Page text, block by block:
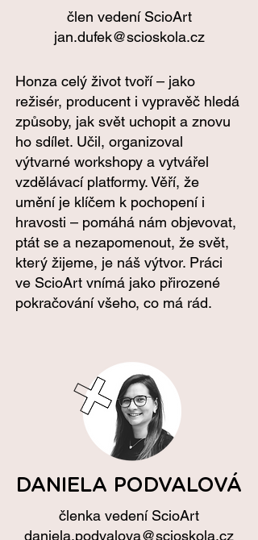
člen vedení ScioArt
jan.dufek@scioskola.cz
Honza celý život tvoří – jako
režisér, producent i vypravěč hledá
způsoby, jak svět uchopit a znovu
ho sdílet. Učil, organizoval
výtvarné workshopy a vytvářel
vzdělávací platformy. Věří, že
umění je klíčem k pochopení i
hravosti – pomáhá nám objevovat,
ptát se a nezapomenout, že svět,
který žijeme, je náš výtvor. Práci
ve ScioArt vnímá jako přirozené
pokračování všeho, co má rád.
DANIELA PODVALOVÁ
členka vedení ScioArt
daniela.podvalova@scioskola.cz